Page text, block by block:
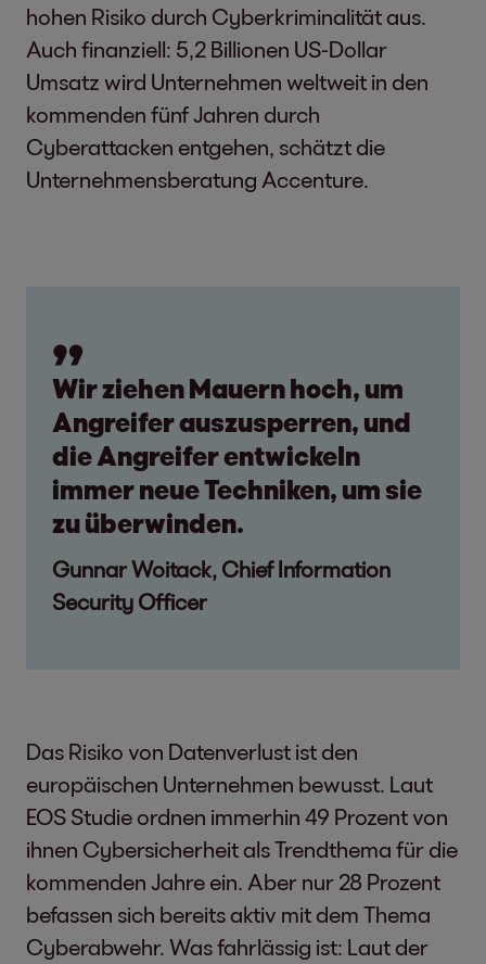
hohen Risiko durch Cyberkriminalität aus.
Auch finanziell: 5,2 Billionen US-Dollar
Umsatz wird Unternehmen weltweit in den
kommenden fünf Jahren durch
Cyberattacken entgehen, schätzt die
Unternehmensberatung Accenture.
Wir ziehen Mauern hoch, um
Angreifer auszusperren, und
die Angreifer entwickeln
immer neue Techniken, um sie
zu überwinden.
Gunnar Woitack, Chief Information
Security Officer
Das Risiko von Datenverlust ist den
europäischen Unternehmen bewusst. Laut
EOS Studie ordnen immerhin 49 Prozent von
ihnen Cybersicherheit als Trendthema für die
kommenden Jahre ein. Aber nur 28 Prozent
befassen sich bereits aktiv mit dem Thema
Cyberabwehr. Was fahrlässig ist: Laut der